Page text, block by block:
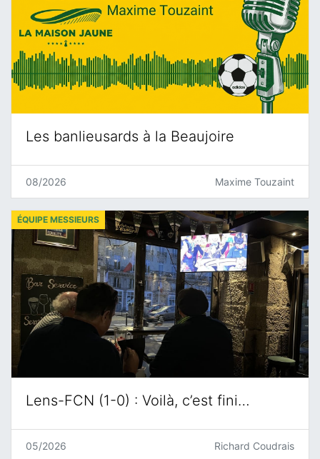
Les banlieusards à la Beaujoire
08/2026 Maxime Touzaint
Lens-FCN (1-0) : Voilà, c’est fini…
ÉQUIPE MESSIEURS
05/2026 Richard Coudrais